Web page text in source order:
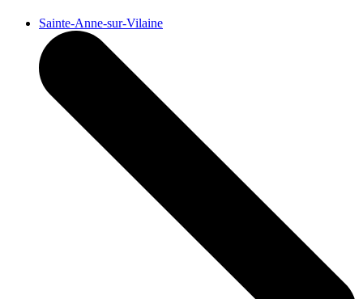
Sainte-Anne-sur-Vilaine